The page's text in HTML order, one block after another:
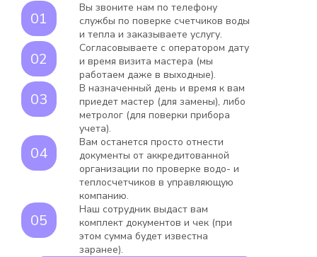
Вы звоните нам по телефону
службы по поверке счетчиков воды
и тепла и заказываете услугу.
Согласовываете с оператором дату
и время визита мастера (мы
работаем даже в выходные).
В назначенный день и время к вам
приедет мастер (для замены), либо
метролог (для поверки прибора
учета).
Вам останется просто отнести
документы от аккредитованной
организации по проверке водо- и
теплосчетчиков в управляющую
компанию.
Наш сотрудник выдаст вам
комплект документов и чек (при
этом сумма будет известна
заранее).